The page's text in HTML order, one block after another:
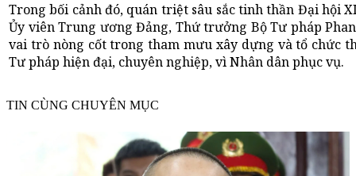
Trong bối cảnh đó, quán triệt sâu sắc tinh thần Đại hội
Ủy viên Trung ương Đảng, Thứ trưởng Bộ Tư pháp
vai trò nòng cốt trong tham mưu xây dựng và tổ chức
Tư pháp hiện đại, chuyên nghiệp, vì Nhân dân phục vụ.
TIN CÙNG CHUYÊN MỤC